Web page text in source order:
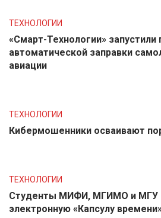
ТЕХНОЛОГИИ
«Смарт-Технологии»
автоматической заправки
авиации
ТЕХНОЛОГИИ
Кибермошенники осваивают
ТЕХНОЛОГИИ
Студенты МИФИ, МГИМО и МГУ
электронную «Капсулу